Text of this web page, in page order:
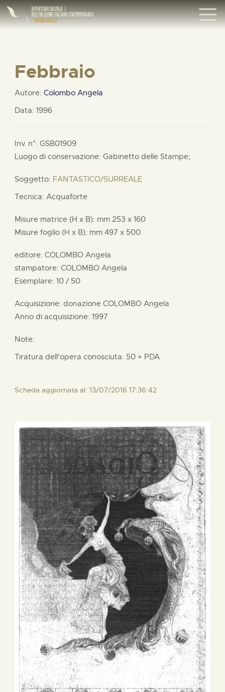
Febbraio
Autore: Colombo Angela
Data: 1996
Inv. n°: GSB01909
Luogo di conservazione: Gabinetto delle Stampe;
Soggetto: FANTASTICO/SURREALE
Tecnica: Acquaforte
Misure matrice (H x B): mm 253 x 160
Misure foglio (H x B): mm 497 x 500
editore: COLOMBO Angela
stampatore: COLOMBO Angela
Esemplare: 10 / 50
Acquisizione: donazione COLOMBO Angela
Anno di acquisizione: 1997
Note:
Tiratura dell'opera conosciuta: 50 + PDA
Scheda aggiornata al: 13/07/2016 17:36:42